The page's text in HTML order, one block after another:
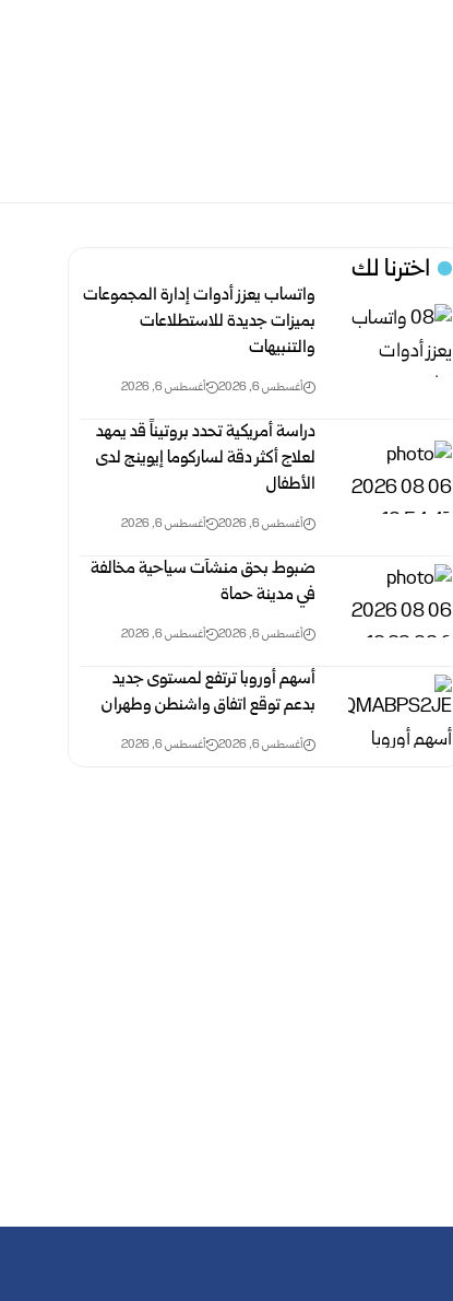
اخترنا لك
واتساب يعزز أدوات إدارة المجموعات
بميزات جديدة للاستطلاعات
والتنبيهات
أغسطس 6, 2026 أغسطس 6, 2026
دراسة أمريكية تحدد بروتيناً قد يمهد
لعلاج أكثر دقة لساركوما إيوينج لدى
الأطفال
أغسطس 6, 2026 أغسطس 6, 2026
ضبوط بحق منشآت سياحية مخالفة
في مدينة حماة
أغسطس 6, 2026 أغسطس 6, 2026
أسهم أوروبا ترتفع لمستوى جديد
بدعم توقع اتفاق واشنطن وطهران
أغسطس 6, 2026 أغسطس 6, 2026